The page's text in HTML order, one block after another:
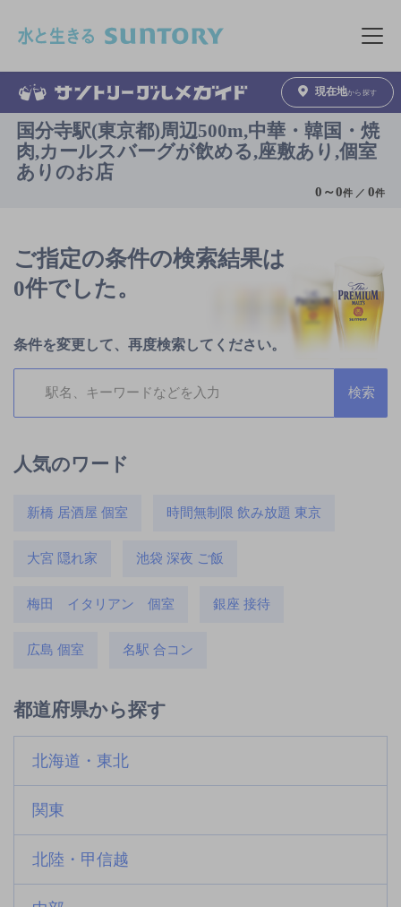
メニュ
現在地から探す
国分寺駅(東京都)周辺500m,中華・韓国・焼
肉,カールスバーグが飲める,座敷あり,個室
ありのお店
0 ～0件 ／0件
ご指定の条件の検索結果は
0件でした。
条件を変更して、再度検索してください。
人気のワード
新橋 居酒屋 個室 時間無制限 飲み放題 東京
大宮 隠れ家 池袋 深夜 ご飯
梅田 イタリアン 個室 銀座 接待
広島 個室 名駅 合コン
都道府県から探す
北海道・東北
関東
北陸・甲信越